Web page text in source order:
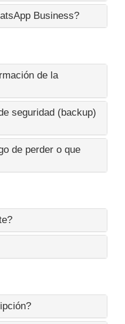
Business?
de la
seguridad (backup)
de perder o que